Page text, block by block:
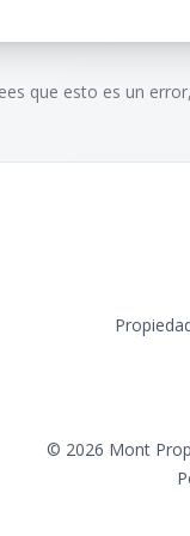
que esto es un
© 2026 Mont